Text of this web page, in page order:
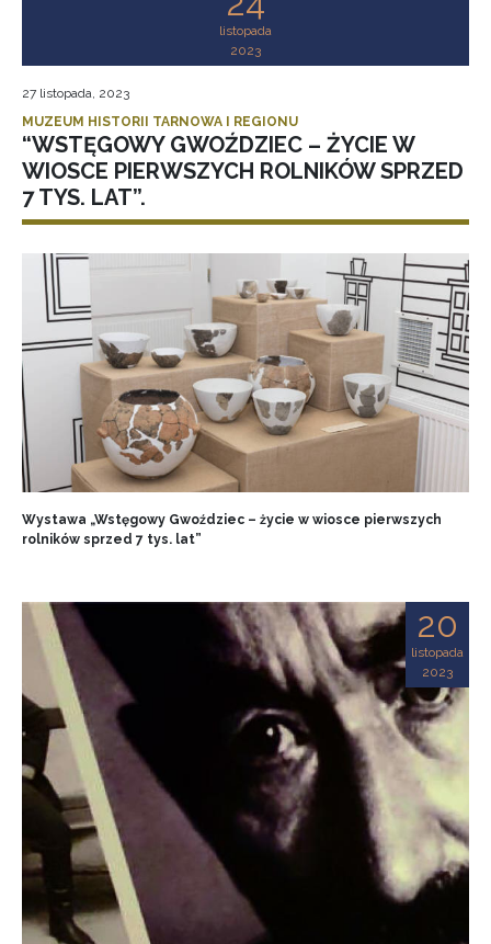
listopada
2023
27 listopada, 2023
MUZEUM HISTORII TARNOWA I REGIONU
“WSTĘGOWY GWOŹDZIEC – ŻYCIE W
WIOSCE PIERWSZYCH ROLNIKÓW SPRZED
7 TYS. LAT”.
Wystawa „Wstęgowy Gwoździec – życie w wiosce pierwszych
rolników sprzed 7 tys. lat”
20
listopada
2023